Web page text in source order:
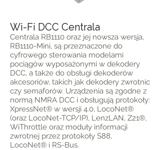
Wi-Fi DCC Centrala
Centrala RB1110 oraz jej nowsza wersja,
RB1110-Mini, są przeznaczone do
cyfrowego sterowania modelami
pociągów wyposażonymi w dekodery
DCC, a także do obsługi dekoderów
akcesoriów, takich jak dekodery zwrotnic
czy semaforów. Urządzenia są zgodne z
normą NMRA DCC i obsługują protokoły:
XpressNet® w wersji 4.0, LocoNet®
(oraz LocoNet-TCP/IP), LenzLAN, Z21®,
WiThrottle oraz moduły informacji
zwrotnej przez protokoły S88,
LocoNet® i RS-Bus.